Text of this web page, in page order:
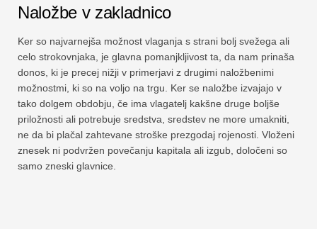
Naložbe v zakladnico
Ker so najvarnejša možnost vlaganja s strani bolj svežega ali
celo strokovnjaka, je glavna pomanjkljivost ta, da nam prinaša
donos, ki je precej nižji v primerjavi z drugimi naložbenimi
možnostmi, ki so na voljo na trgu. Ker se naložbe izvajajo v
tako dolgem obdobju, če ima vlagatelj kakšne druge boljše
priložnosti ali potrebuje sredstva, sredstev ne more umakniti,
ne da bi plačal zahtevane stroške prezgodaj rojenosti. Vloženi
znesek ni podvržen povečanju kapitala ali izgub, določeni so
samo zneski glavnice.